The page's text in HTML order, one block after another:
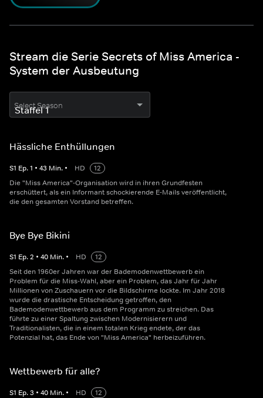
Stream die Serie Secrets of Miss America -
System der Ausbeutung
Select Season
Hässliche Enthüllungen
S1 Ep.1 • 43 Min. • HD
12
Die "Miss America"-Organisation wird in ihren Grundfesten
erschüttert, als ein Informant schockierende E-Mails veröffentlicht,
die den gesamten Vorstand betreffen.
Bye Bye Bikini
S1 Ep.2 • 40 Min. • HD
12
Seit den 1960er Jahren war der Bademodenwettbewerb ein
Problem für die Miss-Wahl, aber ein Problem, das Jahr für Jahr
Millionen von Zuschauern vor die Bildschirme lockte. Im Jahr 2018
wurde die drastische Entscheidung getroffen, den
Bademodenwettbewerb aus dem Programm zu streichen. Das
führte zu einer Spaltung zwischen Modernisierern und
Traditionalisten, die in einem totalen Krieg endete, der das
Potenzial hat, das Ende von "Miss America" herbeizuführen.
Wettbewerb für alle?
S1 Ep.3 • 40 Min. • HD
12